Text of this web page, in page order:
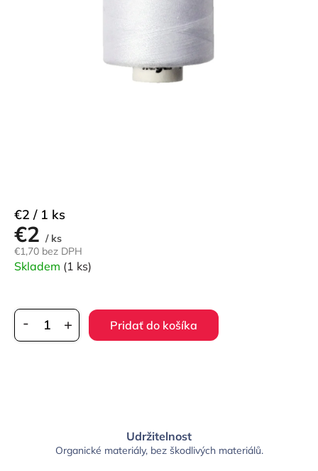
€2 / ks
€1,70 bez DPH
Jednotková
cena:
€2 / 1 ks
Skladem (1 ks)
Pridať do košíka
Udržitelnost
Organické materiály, bez škodlivých materiálů.